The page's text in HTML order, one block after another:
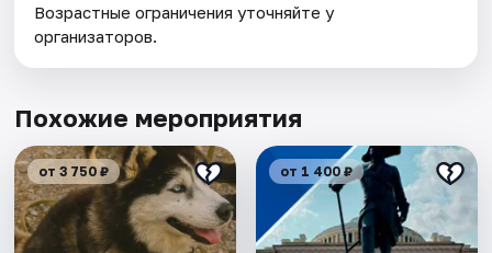
Возрастные ограничения уточняйте у
организаторов.
Похожие мероприятия
от 3 750 ₽ от 1 400 ₽